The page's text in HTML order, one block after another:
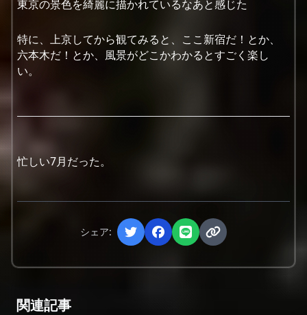
東京の景色を綺麗に描かれているなあと感じた
特に、上京してから観てみると、ここ新宿だ！とか、
六本木だ！とか、風景がどこかわかるとすごく楽し
い。
忙しい7月だった。
シェア:
関連記事